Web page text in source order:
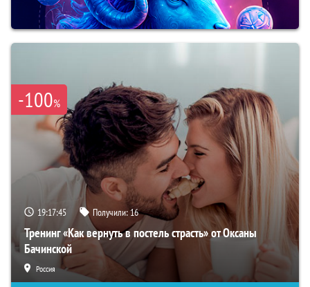
-100%
19:17:44 Получили:16
Тренинг «Как вернуть в постель страсть» от Оксаны
Бачинской
Россия